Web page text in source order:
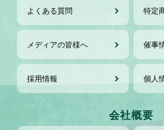
よくある質問 特定
メディアの皆様へ 催事
採用情報 個人
会社概要